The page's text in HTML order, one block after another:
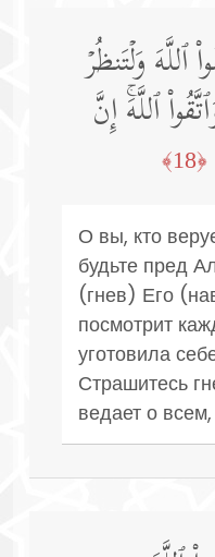
ٱللَّهَ وَلۡتَنظُرۡ
ٱللَّهَۚ إِنَّ
﴿18﴾
О вы, кто
будьте пред
(гнев) Его
посмотрит
уготовила
Страшитесь
ведает о